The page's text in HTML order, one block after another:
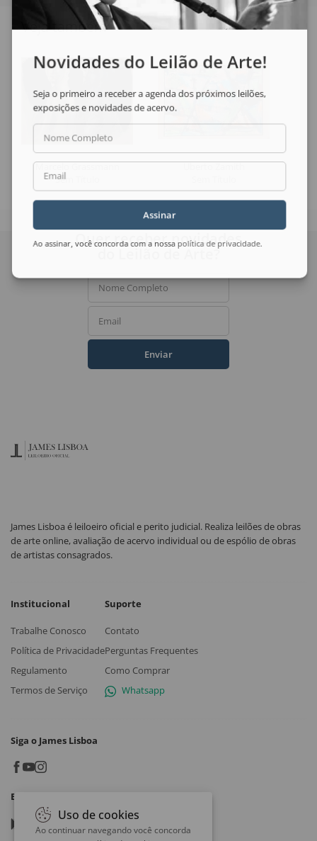
Veja também
Marcelo Grassmann
Sem Título
Uberto Zamith
Novidades do Leilão de Arte!
Seja o primeiro a receber a agenda dos próximos leilões,
exposições e novidades de acervo.
Nome Completo
Email
Assinar
Ao assinar, você concorda com a nossa política de privacidade.
Quer receber novidades
do Leilão de Arte?
Nome Completo
Email
Enviar
James Lisboa é leiloeiro oficial e perito judicial. Realiza leilões de obras
de arte online, avaliação de acervo individual ou de espólio de obras
de artistas consagrados.
Institucional
Trabalhe Conosco
Política de Privacidade
Regulamento
Termos de Serviço
Suporte
Contato
Perguntas Frequentes
Como Comprar
Whatsapp
Siga o James Lisboa
Baixe o App
Google play
Uso de cookies
Ao continuar navegando você concorda